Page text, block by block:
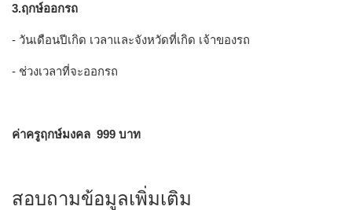
3.ฤกษ์ออกรถ
- วันเดือนปีเกิด เวลาและจังหวัดที่เกิด เจ้าของรถ
- ช่วงเวลาที่จะออกรถ
ค่าครูฤกษ์มงคล 999 บาท
สอบถามข้อมูลเพิ่มเติม